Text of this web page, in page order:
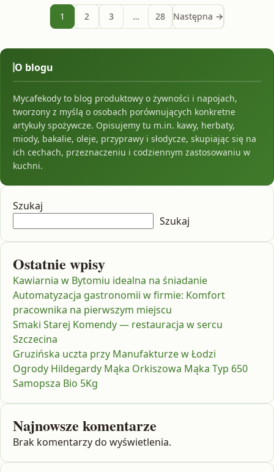
1 2 3 … 28 Następna →
O blogu
Mycafekody to blog produktowy o żywności i napojach,
tworzony z myślą o osobach porównujących konkretne
artykuły spożywcze. Opisujemy tu m.in. kawy, herbaty,
miody, bakalie, oleje, przyprawy i słodycze, skupiając się na
ich cechach, przeznaczeniu i codziennym zastosowaniu w
kuchni.
Szukaj
Szukaj
Ostatnie wpisy
Kawiarnia w Bytomiu idealna na śniadanie
Automatyzacja gastronomii w firmie: Komfort
pracownika na pierwszym miejscu
Smaki Starej Komendy — restauracja w sercu
Szczecina
Gruzińska uczta przy Manufakturze w Łodzi
Ogrody Hildegardy Mąka Orkiszowa Mąka Typ 650
Samopsza Bio 5Kg
Najnowsze komentarze
Brak komentarzy do wyświetlenia.